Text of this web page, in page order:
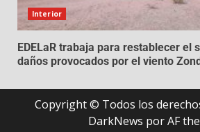
Interior
EDELaR trabaja para restablecer el
daños provocados por el viento
Copyright © Todos los
DarkNews por AF